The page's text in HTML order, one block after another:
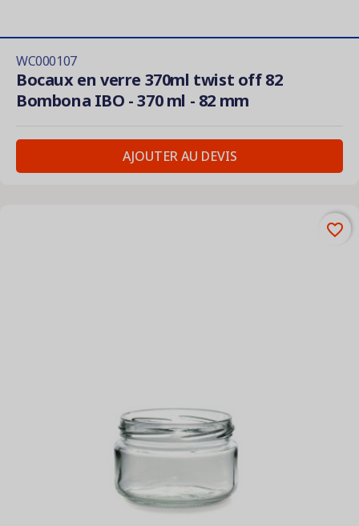
WC000107
Bocaux en verre 370ml twist off 82
Bombona IBO - 370 ml - 82 mm
AJOUTER AU DEVIS
favorite_border